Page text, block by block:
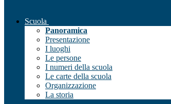
Scuola
Panoramica
Presentazione
I luoghi
Le persone
I numeri della scuola
Le carte della scuola
Organizzazione
La storia